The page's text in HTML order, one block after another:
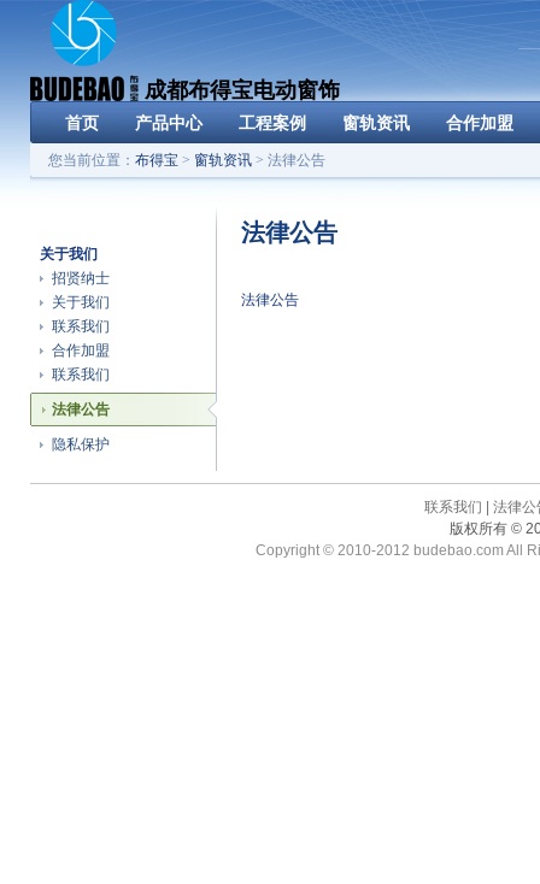
成都布得宝电动窗饰
首页 产品中心 工程案例 窗轨资讯 合作加盟
您当前位置： 布得宝 > 窗轨资讯 > 法律公告
关于我们
招贤纳士
关于我们
联系我们
合作加盟
联系我们
法律公告
隐私保护
法律公告
法律公告
联系我们
法律公
版权所有 ©
Copyright © 2010-2012 budebao.comAll